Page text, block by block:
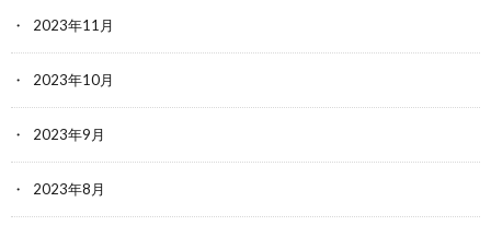
2023年11月
2023年10月
2023年9月
2023年8月